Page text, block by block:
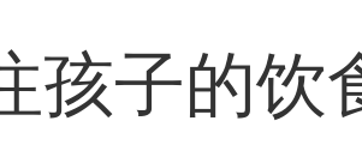
孩子的饮